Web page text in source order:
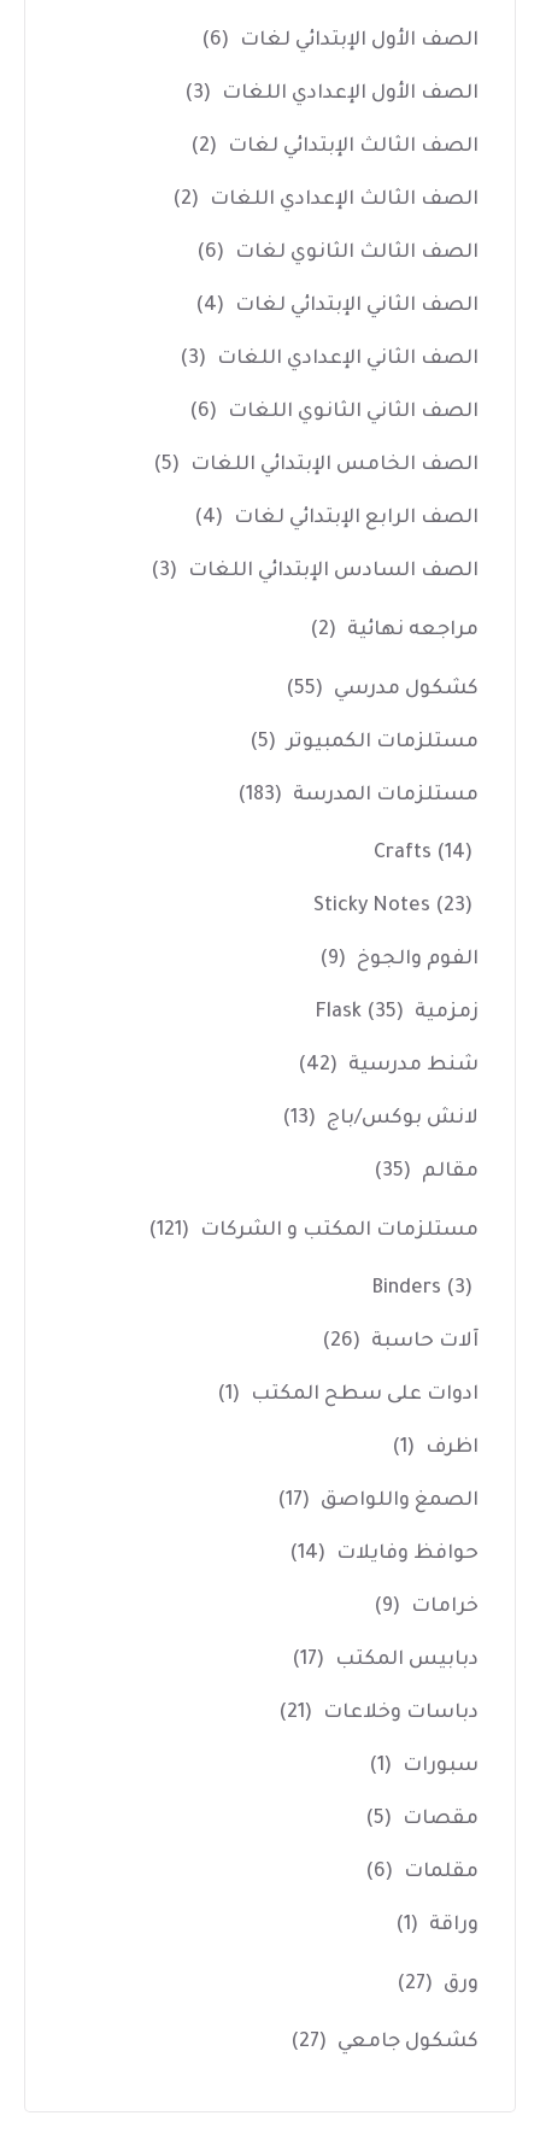
الصف الأول الإبتدائي لغات (6)
الصف الأول الإعدادي اللغات (3)
الصف الثالث الإبتدائي لغات (2)
الصف الثالث الإعدادي اللغات (2)
الصف الثالث الثانوي لغات (6)
الصف الثاني الإبتدائي لغات (4)
الصف الثاني الإعدادي اللغات (3)
الصف الثاني الثانوي اللغات (6)
الصف الخامس الإبتدائي اللغات (5)
الصف الرابع الإبتدائي لغات (4)
الصف السادس الإبتدائي اللغات (3)
مراجعه نهائية (2)
كشكول مدرسي (55)
مستلزمات الكمبيوتر (5)
مستلزمات المدرسة (183)
Crafts (14)
Sticky Notes (23)
الفوم والجوخ (9)
زمزمية Flask (35)
شنط مدرسية (42)
لانش بوكس/باج (13)
مقالم (35)
مستلزمات المكتب و الشركات (121)
Binders (3)
آلات حاسبة (26)
ادوات على سطح المكتب (1)
اظرف (1)
الصمغ واللواصق (17)
حوافظ وفايلات (14)
خرامات (9)
دبابيس المكتب (17)
دباسات وخلاعات (21)
سبورات (1)
مقصات (5)
مقلمات (6)
وراقة (1)
ورق (27)
كشكول جامعي (27)